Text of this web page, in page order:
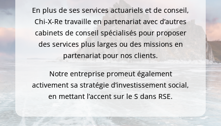
En plus de ses services actuariels et de conseil,
Chi-X-Re travaille en partenariat avec d’autres
cabinets de conseil spécialisés pour proposer
des services plus larges ou des missions en
partenariat pour nos clients.
Notre entreprise promeut également
activement sa stratégie d’investissement social,
en mettant l’accent sur le S dans RSE.